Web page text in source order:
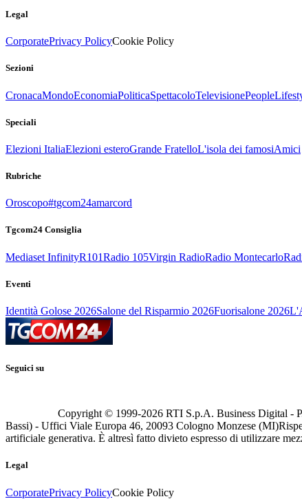
Legal
CorporatePrivacy PolicyCookie Policy
Sezioni
CronacaMondoEconomiaPoliticaSpettacoloTelevisionePeople
Speciali
Elezioni ItaliaElezioni esteroGrande FratelloL'isola dei famosiAmici
Rubriche
Oroscopo#tgcom24amarcord
Tgcom24 Consiglia
Mediaset InfinityR101Radio 105Virgin RadioRadio Montecarlo
Eventi
Identità Golose 2026Salone del Risparmio 2026Fuorisalone 2026
Seguici su
Copyright © 1999-2026 RTI S.p.A. Business Digital -
Bassi) - Uffici Viale Europa 46, 20093 Cologno Monzese (MI)
artificiale generativa. È altresì fatto divieto espresso di utilizzare
Legal
CorporatePrivacy PolicyCookie Policy